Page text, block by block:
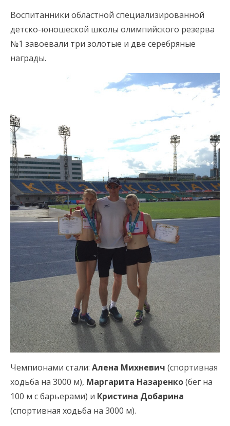
Воспитанники областной специализированной
детско-юношеской школы олимпийского резерва
№1 завоевали три золотые и две серебряные
награды.
Чемпионами стали: Алена Михневич (спортивная
ходьба на 3000 м), Маргарита Назаренко(бег на
100 м с барьерами) и Кристина Добарина
(спортивная ходьба на 3000 м).